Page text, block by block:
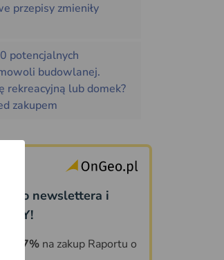
przepisy zmieniły
potencjalnych
budowlanej.
rekreacyjną lub domek?
zakupem
newslettera i
7%na zakup Raportu o